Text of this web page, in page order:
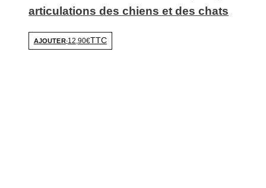
articulations des chiens et des chats
AJOUTER-12,90€TTC